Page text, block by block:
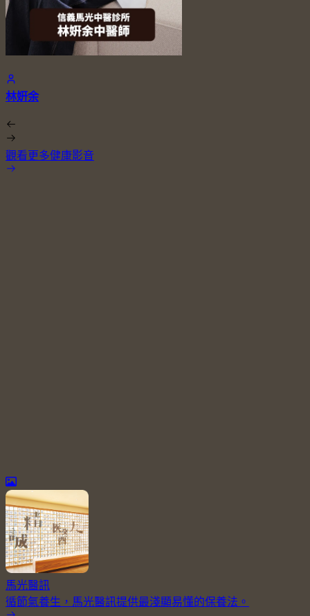
林姸余
觀看更多健康影音
馬光醫訊
循節氣養生，馬光醫訊提供最淺顯易懂的保養法。